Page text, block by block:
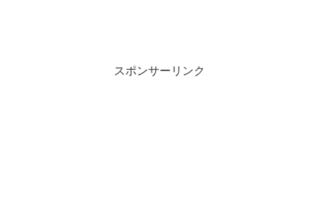
スポンサーリンク